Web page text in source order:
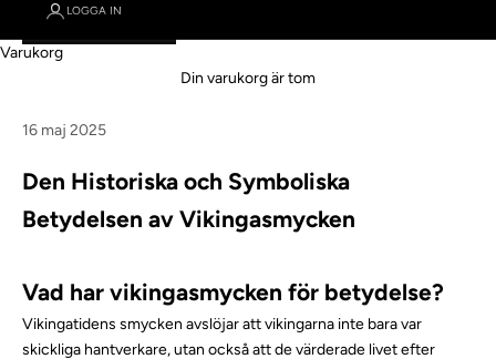
LOGGA IN
Varukorg
Din varukorg är tom
16 maj 2025
Den Historiska och Symboliska
Betydelsen av Vikingasmycken
Vad har vikingasmycken för betydelse?
Vikingatidens smycken avslöjar attvikingarna inte bara var
skickliga hantverkare, utan också att de värderade livet efter